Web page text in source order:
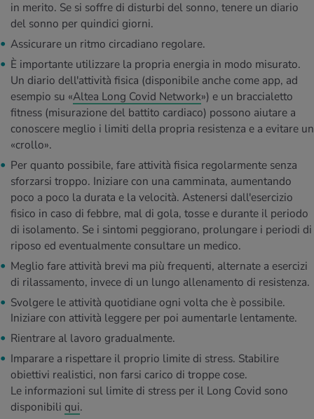
in merito. Se si soffre di disturbi del sonno, tenere un diario
del sonno per quindici giorni.
Assicurare un ritmo circadiano regolare.
È importante utilizzare la propria energia in modo misurato.
Un diario dell'attività fisica (disponibile anche come app, ad
esempio su «Altea Long Covid Network») e un braccialetto
fitness (misurazione del battito cardiaco) possono aiutare a
conoscere meglio i limiti della propria resistenza e a evitare un
«crollo».
Per quanto possibile, fare attività fisica regolarmente senza
sforzarsi troppo. Iniziare con una camminata, aumentando
poco a poco la durata e la velocità. Astenersi dall'esercizio
fisico in caso di febbre, mal di gola, tosse e durante il periodo
di isolamento. Se i sintomi peggiorano, prolungare i periodi di
riposo ed eventualmente consultare un medico.
Meglio fare attività brevi ma più frequenti, alternate a esercizi
di rilassamento, invece di un lungo allenamento di resistenza.
Svolgere le attività quotidiane ogni volta che è possibile.
Iniziare con attività leggere per poi aumentarle lentamente.
Rientrare al lavoro gradualmente.
Imparare a rispettare il proprio limite di stress. Stabilire
obiettivi realistici, non farsi carico di troppe cose.
Le informazioni sul limite di stress per il Long Covid sono
disponibili qui.